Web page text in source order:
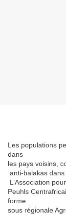
Les populations
dans
les pays voisins,
anti-balakas
L’Association
Peuhls
forme
sous régionale